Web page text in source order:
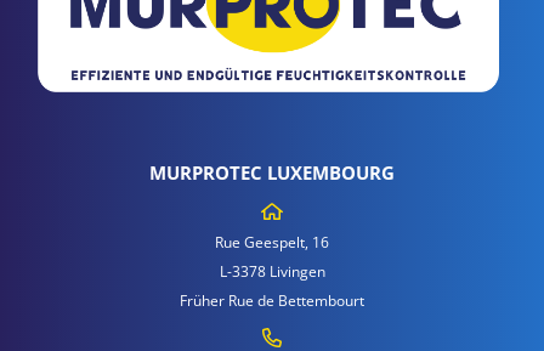
MURPROTEC LUXEMBOURG
Rue Geespelt, 16
L-3378 Livingen
Früher Rue de Bettembourt